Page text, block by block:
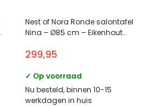
Nest of Nora Ronde salontafel
Nina – Ø85 cm – Eikenhout
Espresso
299,95
✓ Op voorraad
Nu besteld, binnen 10-15
werkdagen in huis